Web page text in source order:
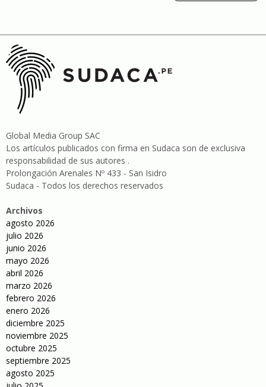
Global Media Group SAC
Los artículos publicados con firma en Sudaca son de exclusiva
responsabilidad de sus autores .
Prolongación Arenales Nº 433 - San Isidro
Sudaca - Todos los derechos reservados
Archivos
agosto 2026
julio 2026
junio 2026
mayo 2026
abril 2026
marzo 2026
febrero 2026
enero 2026
diciembre 2025
noviembre 2025
octubre 2025
septiembre 2025
agosto 2025